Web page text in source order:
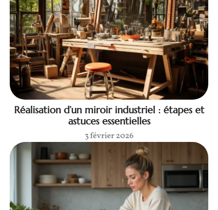
Réalisation d’un miroir industriel : étapes et
astuces essentielles
3 février 2026